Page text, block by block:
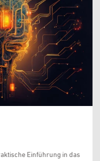
Einführung in das